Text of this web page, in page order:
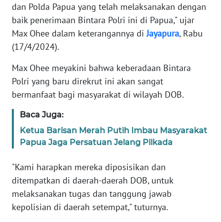
dan Polda Papua yang telah melaksanakan dengan
baik penerimaan Bintara Polri ini di Papua," ujar
Max Ohee dalam keterangannya diJayapura, Rabu
(17/4/2024).
Max Ohee meyakini bahwa keberadaan Bintara
Polri yang baru direkrut ini akan sangat
bermanfaat bagi masyarakat di wilayah DOB.
Baca Juga:
Ketua Barisan Merah Putih Imbau Masyarakat
Papua Jaga Persatuan Jelang Pilkada
"Kami harapkan mereka diposisikan dan
ditempatkan di daerah-daerah DOB, untuk
melaksanakan tugas dan tanggung jawab
kepolisian di daerah setempat," tuturnya.
WN
NTT
WN
WN
PAPUA
WN
PAPUA
BARAT
WN
RIAU
WN
SERAMBI